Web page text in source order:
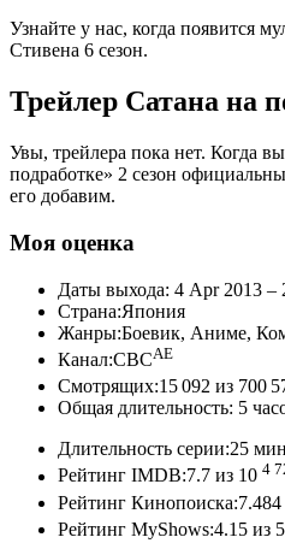
Узнайте у нас, когда появится
Стивена 6 сезон.
Трейлер Сатана на
Увы, трейлера пока нет. Когда
подработке» 2 сезон
его добавим.
Моя оценка
Даты выхода: 4 Apr 2013 –
Страна:Япония
Жанры:Боевик, Аниме,
Канал:CBCAE
Смотрящих:15 092 из 700
Общая длительность: 5
Длительность серии:25
Рейтинг IMDB:7.7 из 10 4
Рейтинг Кинопоиска:7.484
Рейтинг MyShows:4.15 из 5